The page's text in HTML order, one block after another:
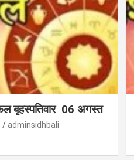
बृहस्पतिवार 06 अगस्त
adminsidhbali